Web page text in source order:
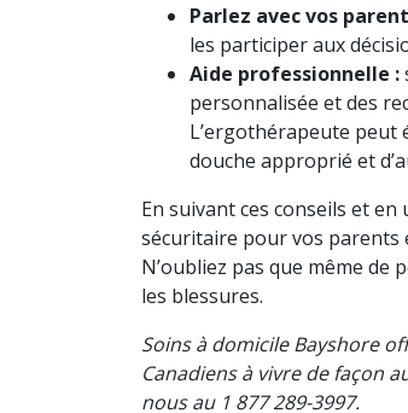
Parlez avec vos
les participer aux
Aide professionnelle :
personnalisée et des
L’ergothérapeute peut
douche approprié et
En suivant ces conseils et
sécuritaire pour vos parents
N’oubliez pas que même
les blessures.
Soins à domicile Bayshore
Canadiens à vivre de façon
nous au 1 877 289-3997.